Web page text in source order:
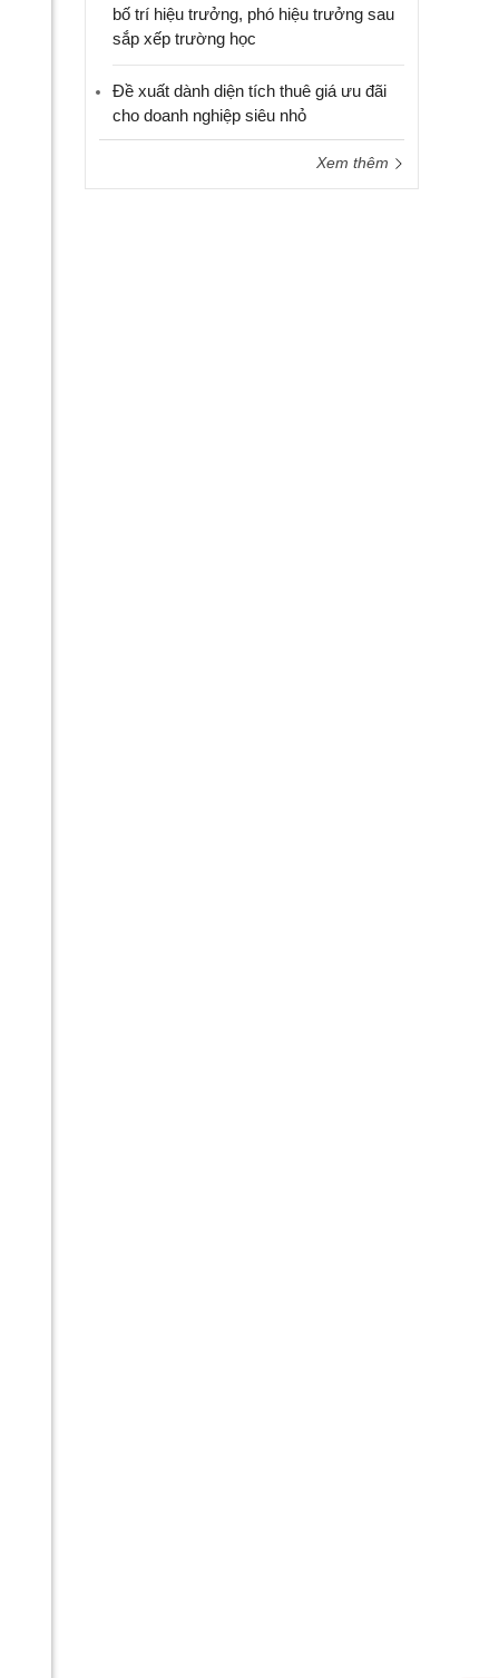
bố trí hiệu trưởng, phó hiệu trưởng sau
sắp xếp trường học
Đề xuất dành diện tích thuê giá ưu đãi
cho doanh nghiệp siêu nhỏ
Xem thêm